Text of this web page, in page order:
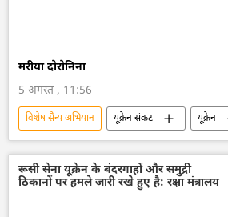
मरीया दोरोनिना
5 अगस्त , 11:56
विशेष सैन्य अभियान यूक्रेन संकट
यूक्रेन
यूक्रेन सशस्त्र बल
रूस
रूसी सेना
रक्षा मंत्रालय (MoD)
ड्रोन
रूसी सेना यूक्रेन के बंदरगाहों और समुद्री
ठिकानों पर हमले जारी रखे हुए है: रक्षा मंत्रालय